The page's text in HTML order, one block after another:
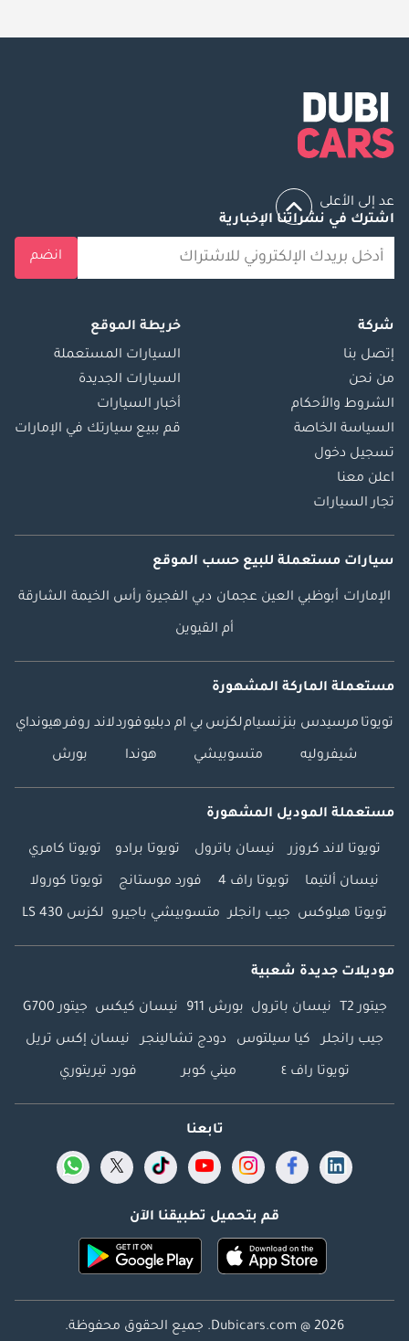
عد إلى الأعلى
اشترك في نشراتنا الإخبارية
انضم
شركة
إتصل بنا
من نحن
الشروط والأحكام
السياسة الخاصة
تسجيل دخول
اعلن معنا
تجار السيارات
خريطة الموقع
السيارات المستعملة
السيارات الجديدة
أخبار السيارات
قم ببيع سيارتك في الإمارات
سيارات مستعملة للبيع حسب الموقع
الإمارات أبوظبي العين عجمان دبي الفجيرة رأس الخيمة الشارقة
أم القيوين
مستعملة الماركة المشهورة
تويوتا مرسيدس بنزنسياملكزس بي ام دبليوفوردلاند روفرهيونداي
شيفروليه متسوبيشي هوندا بورش
مستعملة الموديل المشهورة
تويوتا لاند كروزر نيسان باترول تويوتا برادو تويوتا كامري
نيسان ألتيما تويوتا راف 4 فورد موستانج تويوتا كورولا
تويوتا هيلوكس جيب رانجلر متسوبيشي باجيرو لكزس LS 430
موديلات جديدة شعبية
جيتور T2 نيسان باترول بورش 911 نيسان كيكس جيتور G700
جيب رانجلر كيا سيلتوس دودج تشالينجر نيسان إكس تريل
تويوتا راف ٤ ميني كوبر فورد تيريتوري
تابعنا
قم بتحميل تطبيقنا الآن
Dubicars.com @ 2026. جميع الحقوق محفوظة.